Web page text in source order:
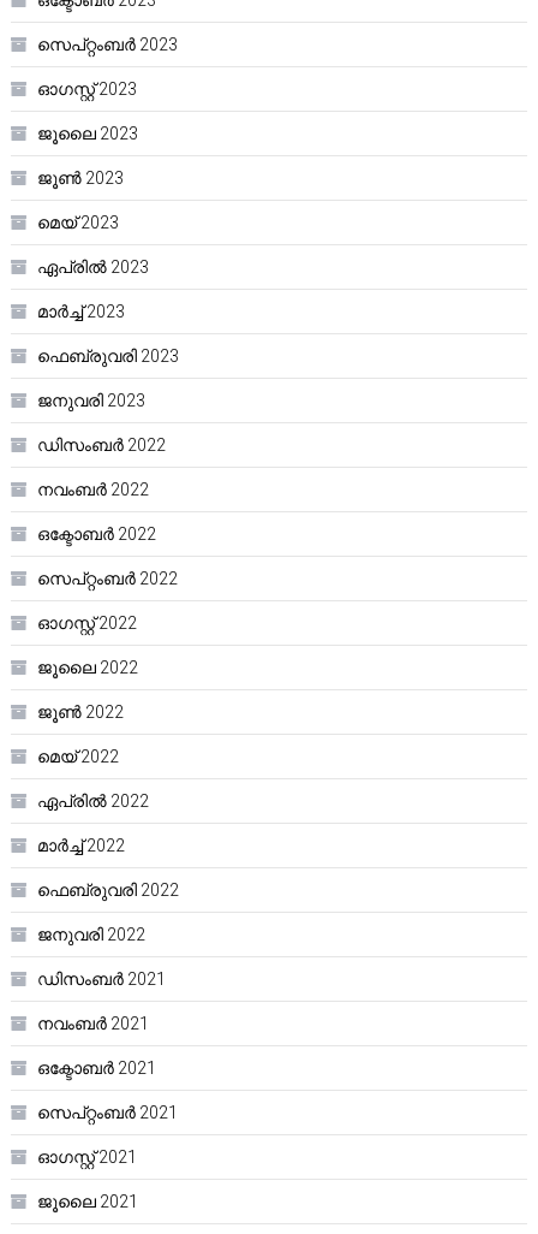
സെപ്റ്റംബർ 2023
ഓഗസ്റ്റ്‌ 2023
ജൂലൈ 2023
ജൂൺ 2023
മെയ്‌ 2023
ഏപ്രിൽ 2023
മാർച്ച്‌ 2023
ഫെബ്രുവരി 2023
ജനുവരി 2023
ഡിസംബർ 2022
നവംബർ 2022
ഒക്ടോബർ 2022
സെപ്റ്റംബർ 2022
ഓഗസ്റ്റ്‌ 2022
ജൂലൈ 2022
ജൂൺ 2022
മെയ്‌ 2022
ഏപ്രിൽ 2022
മാർച്ച്‌ 2022
ഫെബ്രുവരി 2022
ജനുവരി 2022
ഡിസംബർ 2021
നവംബർ 2021
ഒക്ടോബർ 2021
സെപ്റ്റംബർ 2021
ഓഗസ്റ്റ്‌ 2021
ജൂലൈ 2021